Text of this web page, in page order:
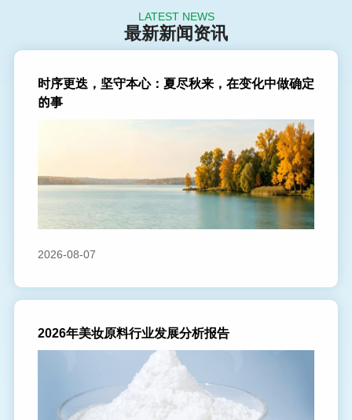
LATEST NEWS
最新新闻资讯
时序更迭，坚守本心：夏尽秋来，在变化中做确定
的事
2026-08-07
2026年美妆原料行业发展分析报告